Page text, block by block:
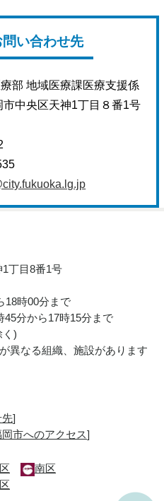
い合わせ先
部 地域医療課医療支援係
中央区天神1丁目８番1号
丁目8番1号
18時00分まで
分から17時15分まで
く)
異なる組織、施設があります
先]
市へのアクセス]
南区